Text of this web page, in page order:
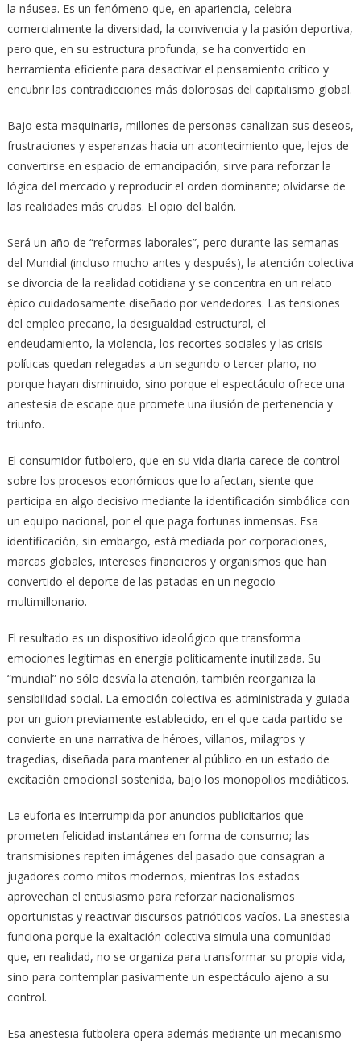
la náusea. Es un fenómeno que, en apariencia, celebra
comercialmente la diversidad, la convivencia y la pasión deportiva,
pero que, en su estructura profunda, se ha convertido en
herramienta eficiente para desactivar el pensamiento crítico y
encubrir las contradicciones más dolorosas del capitalismo global.
Bajo esta maquinaria, millones de personas canalizan sus deseos,
frustraciones y esperanzas hacia un acontecimiento que, lejos de
convertirse en espacio de emancipación, sirve para reforzar la
lógica del mercado y reproducir el orden dominante; olvidarse de
las realidades más crudas. El opio del balón.
Será un año de “reformas laborales”, pero durante las semanas
del Mundial (incluso mucho antes y después), la atención colectiva
se divorcia de la realidad cotidiana y se concentra en un relato
épico cuidadosamente diseñado por vendedores. Las tensiones
del empleo precario, la desigualdad estructural, el
endeudamiento, la violencia, los recortes sociales y las crisis
políticas quedan relegadas a un segundo o tercer plano, no
porque hayan disminuido, sino porque el espectáculo ofrece una
anestesia de escape que promete una ilusión de pertenencia y
triunfo.
El consumidor futbolero, que en su vida diaria carece de control
sobre los procesos económicos que lo afectan, siente que
participa en algo decisivo mediante la identificación simbólica con
un equipo nacional, por el que paga fortunas inmensas. Esa
identificación, sin embargo, está mediada por corporaciones,
marcas globales, intereses financieros y organismos que han
convertido el deporte de las patadas en un negocio
multimillonario.
El resultado es un dispositivo ideológico que transforma
emociones legítimas en energía políticamente inutilizada. Su
“mundial” no sólo desvía la atención, también reorganiza la
sensibilidad social. La emoción colectiva es administrada y guiada
por un guion previamente establecido, en el que cada partido se
convierte en una narrativa de héroes, villanos, milagros y
tragedias, diseñada para mantener al público en un estado de
excitación emocional sostenida, bajo los monopolios mediáticos.
La euforia es interrumpida por anuncios publicitarios que
prometen felicidad instantánea en forma de consumo; las
transmisiones repiten imágenes del pasado que consagran a
jugadores como mitos modernos, mientras los estados
aprovechan el entusiasmo para reforzar nacionalismos
oportunistas y reactivar discursos patrióticos vacíos. La anestesia
funciona porque la exaltación colectiva simula una comunidad
que, en realidad, no se organiza para transformar su propia vida,
sino para contemplar pasivamente un espectáculo ajeno a su
control.
Esa anestesia futbolera opera además mediante un mecanismo